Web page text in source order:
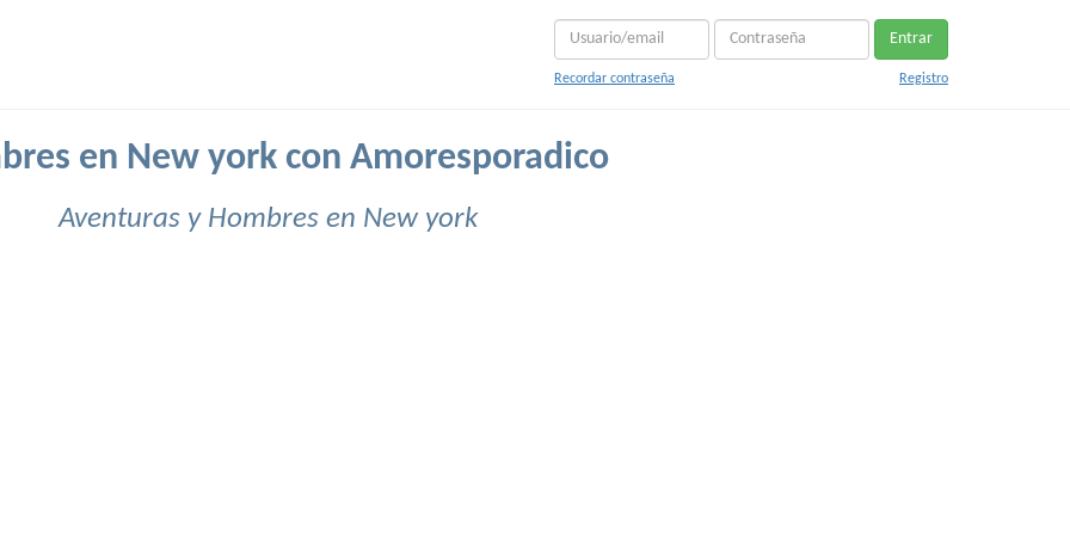
Entrar
Recordar contraseña Registro
en New york con Amoresporadico
Aventuras y Hombres en New york